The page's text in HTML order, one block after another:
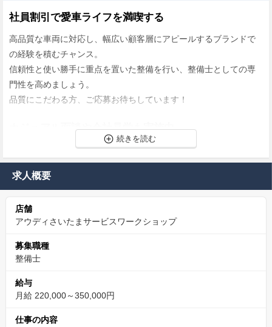
社員割引で愛車ライフを満喫する
高品質な車両に対応し、幅広い顧客層にアピールするブランドで
の経験を積むチャンス。
信頼性と使い勝手に重点を置いた整備を行い、整備士としての専
門性を高めましょう。
品質にこだわる方、ご応募お待ちしています！
カジュアル面談や会社見学も実施中
★カジュアル面談とは？？
ご希望に応じてお電話やWEB面談にて選考ではないカジュアルな
ご面会機会を設けます。
ればと考えております。
採否に影響はしませんので、安心してご参加下さい。
CSR活動にも積極的
います。
であり、私たち自身がその完成を目にすることはありません。
求人概要
店舗
アウディさいたまサービスワークショップ
募集職種
整備士
給与
月給 220,000～350,000円
仕事の内容